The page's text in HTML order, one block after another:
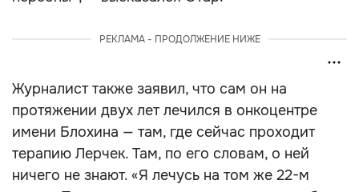
РЕКЛАМА - ПРОДОЛЖЕНИЕ НИЖЕ
Журналист также заявил, что сам он на
протяжении двух лет лечился в онкоцентре
имени Блохина — там, где сейчас проходит
терапию Лерчек. Там, по его словам, о ней
ничего не знают. «Я лечусь на том же 22-м